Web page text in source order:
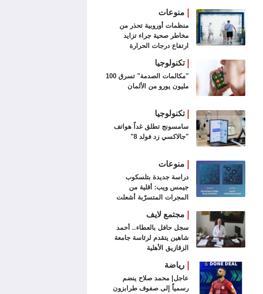
منوعات
منظمات أوروبية تحذر من
مخاطر صحية جراء تزايد
ارتفاع درجات الحرارة
تكنولوجيا
"مكالمات الصدمة" تسرق 100
مليون يورو من الألمان
تكنولوجيا
سامسونج تطلق غداً هواتف
"جالاكسي زد فولد 8"
منوعات
دراسة جديدة بتلسكوب
جيمس ويب: أقلية من
المجرات المتسرّبة أشعلت
مجتمع لايف
سجل حافل بالعطاء.. أحمد
شاهين يتقدم لرئاسة جامعة
الزقازيق الأهلية
رياضة
عاجل| محمد صلاح ينضم
رسمياً إلى صفوف طرابزون